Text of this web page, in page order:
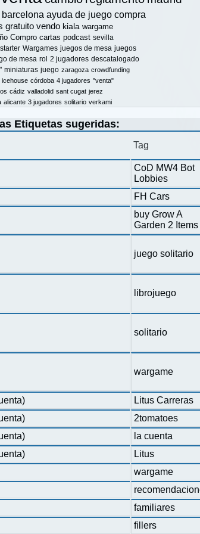
barcelona ayuda de juego compra
gratuito vendo kiala wargame
Compro cartas podcast sevilla
Wargames juegos de mesa juegos
de mesa rol 2 jugadores descatalogado
miniaturas juego zaragoza crowdfunding
icehouse córdoba 4 jugadores "venta"
cádiz valladolid sant cugat jerez
alicante 3 jugadores solitario verkami
Etiquetas sugeridas:
Tag
CoD MW4 Bot
Lobbies
FH Cars
buy Grow A
Garden 2 Items
juego solitario
librojuego
solitario
wargame
Litus Carreras
2tomatoes
la cuenta
Litus
wargame
familiares
fillers